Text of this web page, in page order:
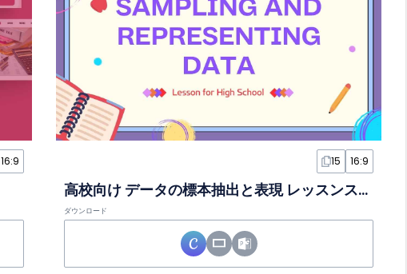
16:9 15 16:9
高校向け データの標本抽出と表現 レッスンスライド
ダウンロード